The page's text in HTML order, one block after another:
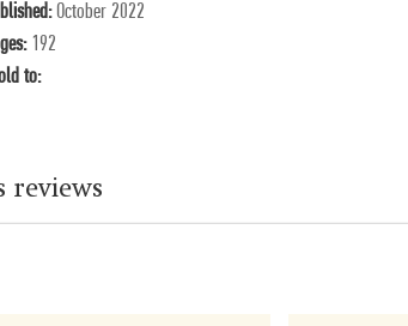
October 2022
192
to:
reviews